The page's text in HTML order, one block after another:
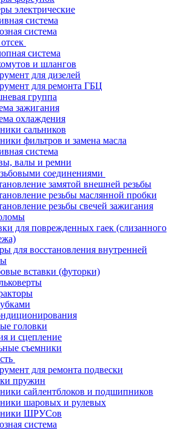
электрические
система
система
система
и шлангов
для дизелей
для ремонта ГБЦ
группа
зажигания
охлаждения
сальников
фильтров и замена масла
система
валы и ремни
соединениями
замятой внешней резьбы
резьбы маслянной пробки
резьбы свечей зажигания
для поврежденных гаек (слизанного
для восстановления внутренней
вставки (футорки)
головки
и сцепление
съемники
для ремонта подвески
пружин
сайлентблоков и подшипников
шаровых и рулевых
ШРУСов
система